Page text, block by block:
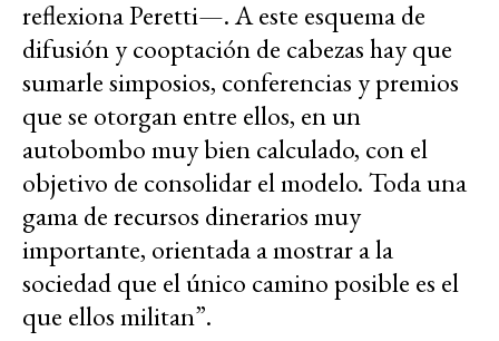
reflexiona Peretti—. A este esquema de
difusión y cooptación de cabezas hay que
sumarle simposios, conferencias y premios
que se otorgan entre ellos, en un
autobombo muy bien calculado, con el
objetivo de consolidar el modelo. Toda una
gama de recursos dinerarios muy
importante, orientada a mostrar a la
sociedad que el único camino posible es el
que ellos militan”.